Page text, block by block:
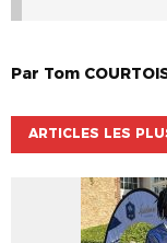
Par Tom
ARTICLES LES